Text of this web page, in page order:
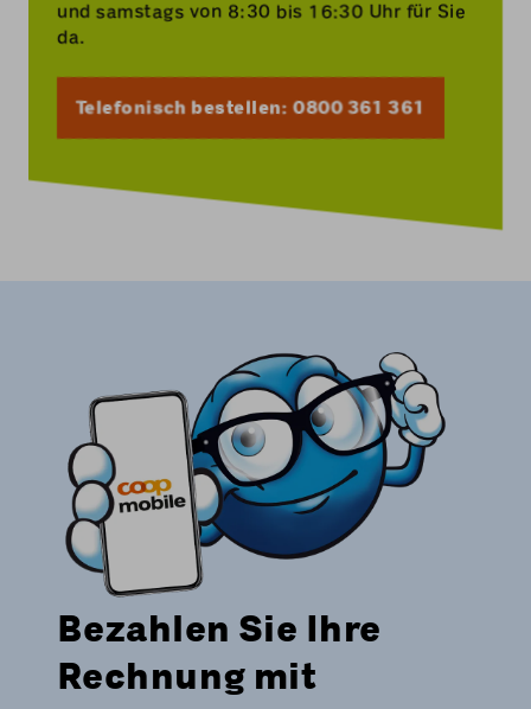
und samstags von 8:30 bis 16:30 Uhr für Sie
da.
Telefonisch bestellen: 0800 361 361
Bezahlen Sie Ihre
Rechnung mit